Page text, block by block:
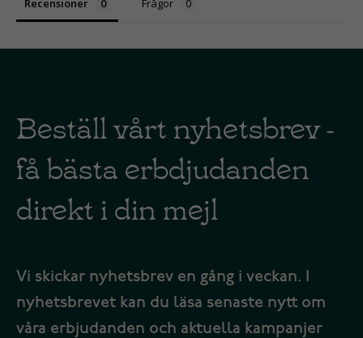
Recensioner Frågor
Beställ vårt nyhetsbrev -
få bästa erbdjudanden
direkt i din mejl
Vi skickar nyhetsbrev en gång i veckan. I
nyhetsbrevet kan du läsa senaste nytt om
våra erbjudanden och aktuella kampanjer